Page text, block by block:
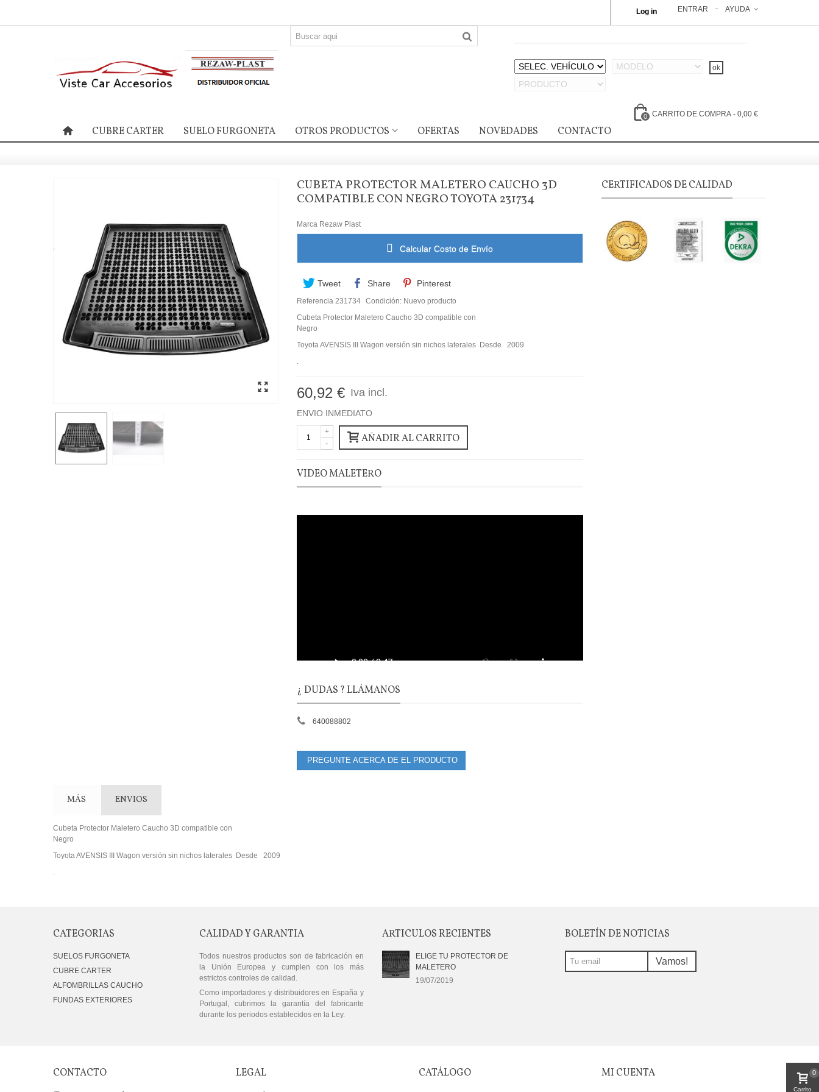
AYUDA
ENTRAR
Log in
0 CARRITO DE COMPRA - 0,00 €
CUBRE CARTER SUELO FURGONETA OTROS PRODUCTOS OFERTAS NOVEDADES CONTACTO
CUBETA PROTECTOR MALETERO CAUCHO 3D
COMPATIBLE CON NEGRO TOYOTA 231734
Marca Rezaw Plast
Calcular Costo de Envío
Tweet Share Pinterest
Referencia 231734 Condición: Nuevo producto
Cubeta Protector Maletero Caucho 3D compatible con
Negro
Toyota AVENSIS III Wagon versión sin nichos laterales Desde 2009
.
60,92 € Iva incl.
ENVIO INMEDIATO
-
+
AÑADIR AL CARRITO
VIDEO MALETERO
¿ DUDAS ? LLÁMANOS
640088802
PREGUNTE ACERCA DE EL PRODUCTO
CERTIFICADOS DE CALIDAD
MÁS ENVIOS
Cubeta Protector Maletero Caucho 3D compatible con
Negro
Toyota AVENSIS III Wagon versión sin nichos laterales Desde 2009
.
CATEGORIAS
SUELOS FURGONETA
CUBRE CARTER
ALFOMBRILLAS CAUCHO
FUNDAS EXTERIORES
CALIDAD Y GARANTIA
Todos nuestros productos son de fabricación en
la Unión Europea y cumplen con los más
estrictos controles de calidad.
Como importadores y distribuidores en España y
Portugal, cubrimos la garantía del fabricante
durante los periodos establecidos en la Ley.
ARTICULOS RECIENTES
ELIGE TU PROTECTOR DE
MALETERO
19/07/2019
BOLETÍN DE NOTICIAS
Vamos!
CONTACTO LEGAL CATÁLOGO MI CUENTA
Carrito
0